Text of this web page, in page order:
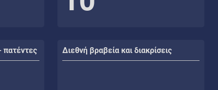
πατέντες Διεθνή βραβεία και διακρίσεις